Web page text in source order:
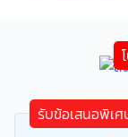
รับข้อเสนอพิเ